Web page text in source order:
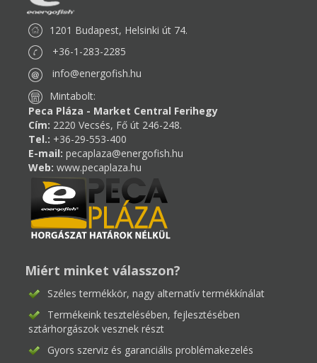
1201 Budapest, Helsinki út 74.
+36-1-283-2285
info@energofish.hu
Mintabolt:
Peca Pláza - Market Central Ferihegy
Cím: 2220 Vecsés, Fő út 246-248.
Tel.: +36-29-553-400
E-mail: pecaplaza@energofish.hu
Web: www.pecaplaza.hu
Miért minket válasszon?
Széles termékkör, nagy alternatív termékkínálat
Termékeink tesztelésében, fejlesztésében
sztárhorgászok vesznek részt
Gyors szerviz és garanciális problémakezelés